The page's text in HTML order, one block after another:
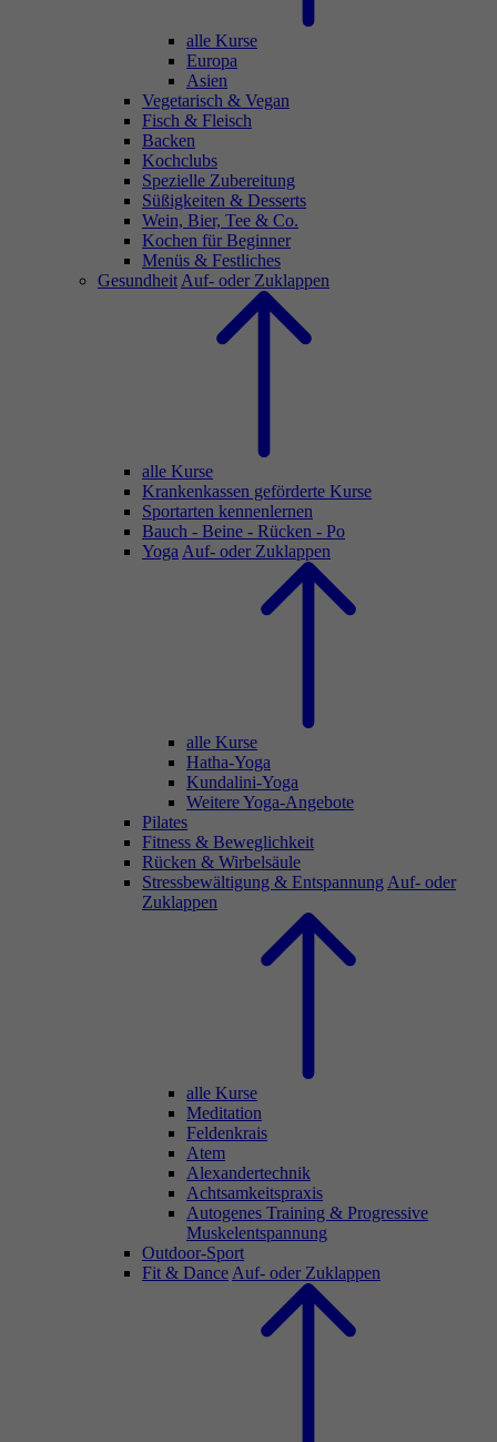
alle Kurse
Europa
Asien
Vegetarisch & Vegan
Fisch & Fleisch
Backen
Kochclubs
Spezielle Zubereitung
Süßigkeiten & Desserts
Wein, Bier, Tee & Co.
Kochen für Beginner
Menüs & Festliches
Gesundheit Auf- oder Zuklappen
alle Kurse
Krankenkassen geförderte Kurse
Sportarten kennenlernen
Bauch - Beine - Rücken - Po
Yoga Auf- oder Zuklappen
alle Kurse
Hatha-Yoga
Kundalini-Yoga
Weitere Yoga-Angebote
Pilates
Fitness & Beweglichkeit
Rücken & Wirbelsäule
Stressbewältigung & Entspannung Auf- oder
Zuklappen
alle Kurse
Meditation
Feldenkrais
Atem
Alexandertechnik
Achtsamkeitspraxis
Autogenes Training & Progressive
Muskelentspannung
Outdoor-Sport
Fit & Dance Auf- oder Zuklappen